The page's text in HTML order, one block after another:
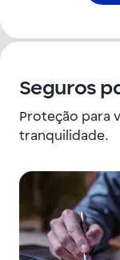
Seguros
Proteção para
tranquilidade.